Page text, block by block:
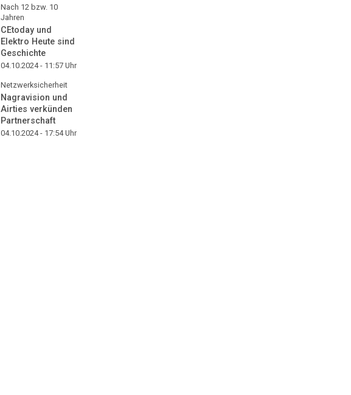
Nach 12 bzw. 10
Jahren
CEtoday und
Elektro Heute sind
Geschichte
04.10.2024 - 11:57 Uhr
Netzwerksicherheit
Nagravision und
Airties verkünden
Partnerschaft
04.10.2024 - 17:54Uhr